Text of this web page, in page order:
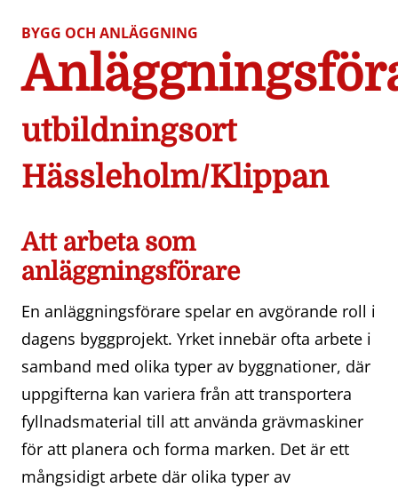
BYGG OCH ANLÄGGNING
utbildningsort
Hässleholm/Klippan
Att arbeta som
anläggningsförare
En anläggningsförare spelar en avgörande roll i
dagens byggprojekt. Yrket innebär ofta arbete i
samband med olika typer av byggnationer, där
uppgifterna kan variera från att transportera
fyllnadsmaterial till att använda grävmaskiner
för att planera och forma marken. Det är ett
mångsidigt arbete där olika typer av